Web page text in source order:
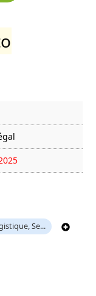
Se...